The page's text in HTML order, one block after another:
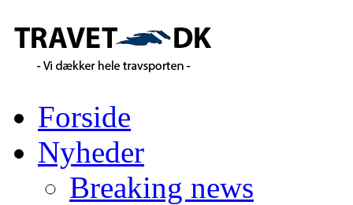
Forside
Nyheder
Breaking news